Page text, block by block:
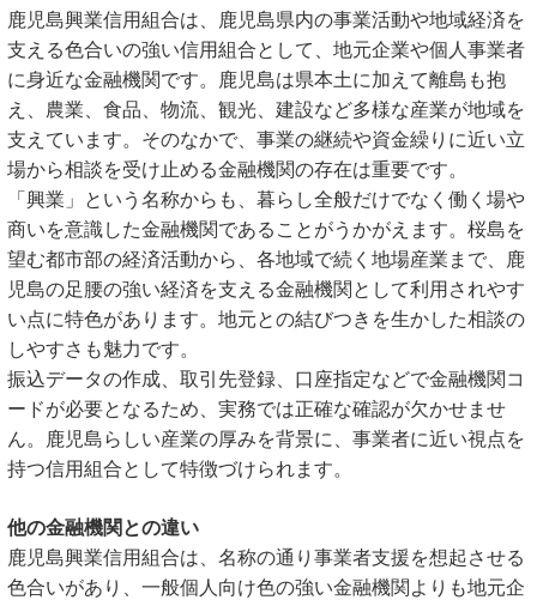
鹿児島興業信用組合は、鹿児島県内の事業活動や地域経済を
支える色合いの強い信用組合として、地元企業や個人事業者
に身近な金融機関です。鹿児島は県本土に加えて離島も抱
え、農業、食品、物流、観光、建設など多様な産業が地域を
支えています。そのなかで、事業の継続や資金繰りに近い立
場から相談を受け止める金融機関の存在は重要です。
「興業」という名称からも、暮らし全般だけでなく働く場や
商いを意識した金融機関であることがうかがえます。桜島を
望む都市部の経済活動から、各地域で続く地場産業まで、鹿
児島の足腰の強い経済を支える金融機関として利用されやす
い点に特色があります。地元との結びつきを生かした相談の
しやすさも魅力です。
振込データの作成、取引先登録、口座指定などで金融機関コ
ードが必要となるため、実務では正確な確認が欠かせませ
ん。鹿児島らしい産業の厚みを背景に、事業者に近い視点を
持つ信用組合として特徴づけられます。
他の金融機関との違い
鹿児島興業信用組合は、名称の通り事業者支援を想起させる
色合いがあり、一般個人向け色の強い金融機関よりも地元企